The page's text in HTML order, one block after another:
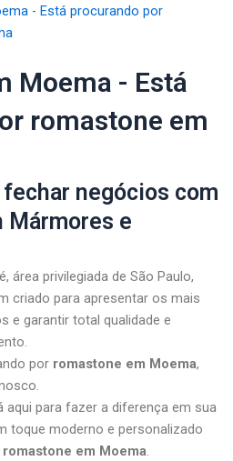
- Está procurando por
Moema - Está
romastone em
negócios com
Mármores e
área privilegiada de São Paulo,
criado para apresentar os mais
e garantir total qualidade e
por romastone em Moema,
aqui para fazer a diferença em sua
toque moderno e personalizado
romastone em Moema.